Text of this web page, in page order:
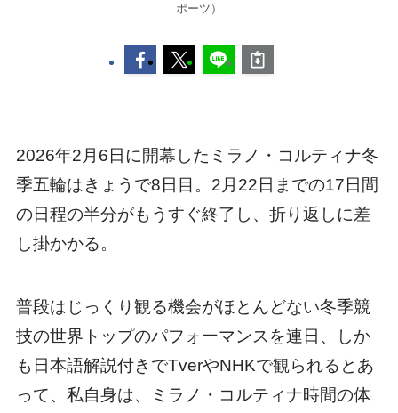
ポーツ）
2026年2月6日に開幕したミラノ・コルティナ冬
季五輪はきょうで8日目。2月22日までの17日間
の日程の半分がもうすぐ終了し、折り返しに差
し掛かかる。
普段はじっくり観る機会がほとんどない冬季競
技の世界トップのパフォーマンスを連日、しか
も日本語解説付きでTverやNHKで観られるとあ
って、私自身は、ミラノ・コルティナ時間の体